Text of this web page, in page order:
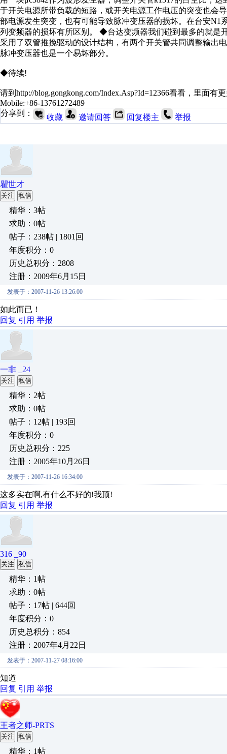
于开关电源所带负载的短路，或开关电源工作电压的突变也会
部电源发生突变，也有可能导致脉冲变压器的损坏。在台安
列变频器的损坏有所区别。 ◆台达变频器我们碰到最多的就是
采用了双管推挽驱动的设计结构，有两个开关管共同调整输出
脉冲变压器也是一个易坏部分。
◆待续!
请到http://blog.gongkong.com/Index.Asp?Id=12366看看，里面有
Mobile:+86-13761272489
分享到：
收藏 邀请回答 回复楼主 举报
瞿世才
关注 私信
精华：3帖
求助：0帖
帖子：238帖 | 1801回
年度积分：0
历史总积分：2808
注册：2009年6月15日
发表于：2007-11-26 13:26:00
如此而已！
回复 引用 举报
一非 _24
关注 私信
精华：2帖
求助：0帖
帖子：12帖 | 193回
年度积分：0
历史总积分：225
注册：2005年10月26日
发表于：2007-11-26 16:34:00
这多实在啊,有什么不好的!我顶!
回复 引用 举报
316 _90
关注 私信
精华：1帖
求助：0帖
帖子：17帖 | 644回
年度积分：0
历史总积分：854
注册：2007年4月22日
发表于：2007-11-27 08:16:00
知道
回复 引用 举报
王者之师-PRTS
关注 私信
精华：1帖